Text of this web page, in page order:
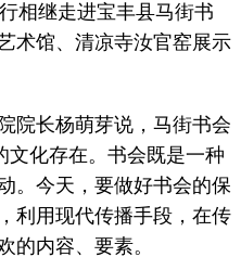
继走进宝丰县马街书
术馆、清凉寺汝官窑展示
长杨萌芽说，马街书会
文化存在。书会既是一种
。今天，要做好书会的保
利用现代传播手段，在传
的内容、要素。